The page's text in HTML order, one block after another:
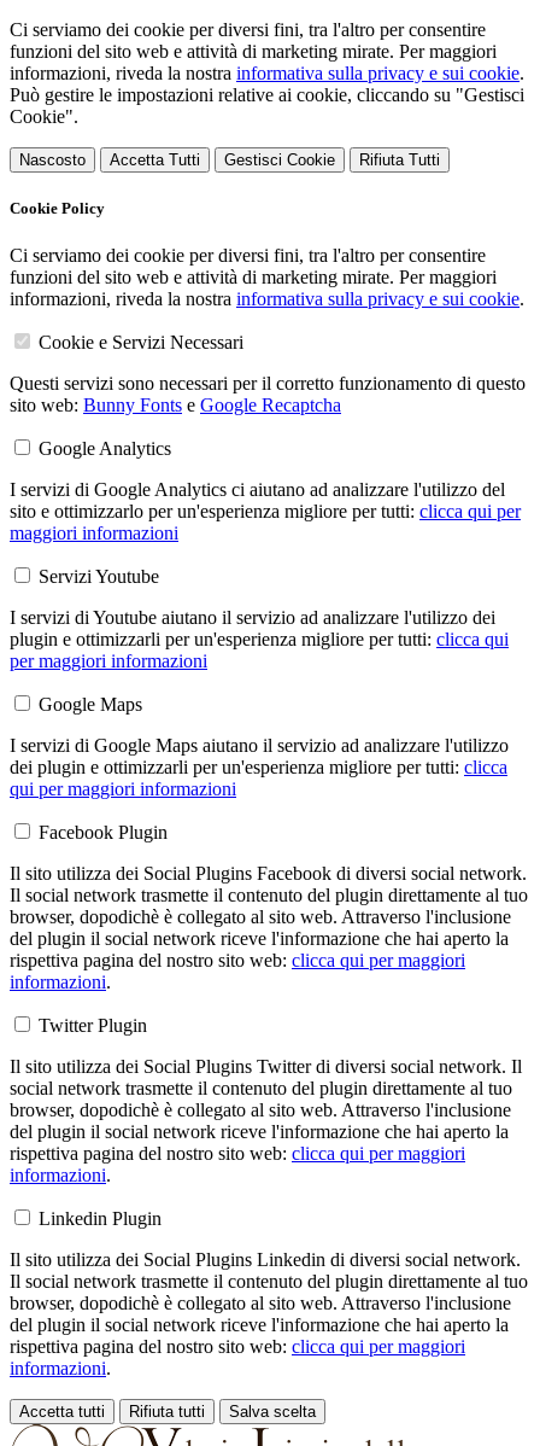
Ci serviamo dei cookie per diversi fini, tra l'altro per consentire
funzioni del sito web e attività di marketing mirate. Per maggiori
informazioni, riveda la nostra informativa sulla privacy e sui cookie.
Può gestire le impostazioni relative ai cookie, cliccando su "Gestisci
Cookie".
Nascosto Accetta Tutti Gestisci Cookie Rifiuta Tutti
Cookie Policy
Ci serviamo dei cookie per diversi fini, tra l'altro per consentire
funzioni del sito web e attività di marketing mirate. Per maggiori
informazioni, riveda la nostra informativa sulla privacy e sui cookie.
Cookie e Servizi Necessari
Questi servizi sono necessari per il corretto funzionamento di questo
sito web: Bunny Fonts e Google Recaptcha
Google Analytics
I servizi di Google Analytics ci aiutano ad analizzare l'utilizzo del
sito e ottimizzarlo per un'esperienza migliore per tutti: clicca qui per
maggiori informazioni
Servizi Youtube
I servizi di Youtube aiutano il servizio ad analizzare l'utilizzo dei
plugin e ottimizzarli per un'esperienza migliore per tutti: clicca qui
per maggiori informazioni
Google Maps
I servizi di Google Maps aiutano il servizio ad analizzare l'utilizzo
dei plugin e ottimizzarli per un'esperienza migliore per tutti: clicca
qui per maggiori informazioni
Facebook Plugin
Il sito utilizza dei Social Plugins Facebook di diversi social network.
Il social network trasmette il contenuto del plugin direttamente al tuo
browser, dopodichè è collegato al sito web. Attraverso l'inclusione
del plugin il social network riceve l'informazione che hai aperto la
rispettiva pagina del nostro sito web: clicca qui per maggiori
informazioni.
Twitter Plugin
Il sito utilizza dei Social Plugins Twitter di diversi social network. Il
social network trasmette il contenuto del plugin direttamente al tuo
browser, dopodichè è collegato al sito web. Attraverso l'inclusione
del plugin il social network riceve l'informazione che hai aperto la
rispettiva pagina del nostro sito web: clicca qui per maggiori
informazioni.
Linkedin Plugin
Il sito utilizza dei Social Plugins Linkedin di diversi social network.
Il social network trasmette il contenuto del plugin direttamente al tuo
browser, dopodichè è collegato al sito web. Attraverso l'inclusione
del plugin il social network riceve l'informazione che hai aperto la
rispettiva pagina del nostro sito web: clicca qui per maggiori
informazioni.
Accetta tutti Rifiuta tutti Salva scelta
Loading...